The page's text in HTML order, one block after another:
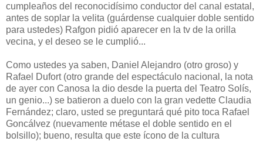
cumpleaños del reconocidísimo conductor del canal estatal,
antes de soplar la velita (guárdense cualquier doble sentido
para ustedes) Rafgon pidió aparecer en la tv de la orilla
vecina, y el deseo se le cumplió...
Como ustedes ya saben, Daniel Alejandro (otro groso) y
Rafael Dufort (otro grande del espectáculo nacional, la nota
de ayer con Canosa la dio desde la puerta del Teatro Solís,
un genio...) se batieron a duelo con la gran vedette Claudia
Fernández; claro, usted se preguntará qué pito toca Rafael
Goncálvez (nuevamente métase el doble sentido en el
bolsillo); bueno, resulta que este ícono de la cultura